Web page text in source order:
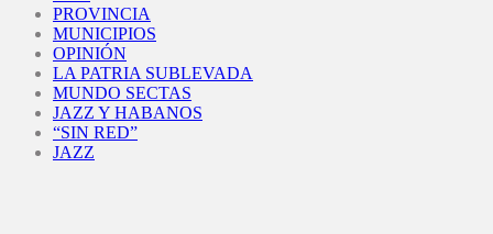
PROVINCIA
MUNICIPIOS
OPINIÓN
LA PATRIA SUBLEVADA
MUNDO SECTAS
JAZZ Y HABANOS
“SIN RED”
JAZZ